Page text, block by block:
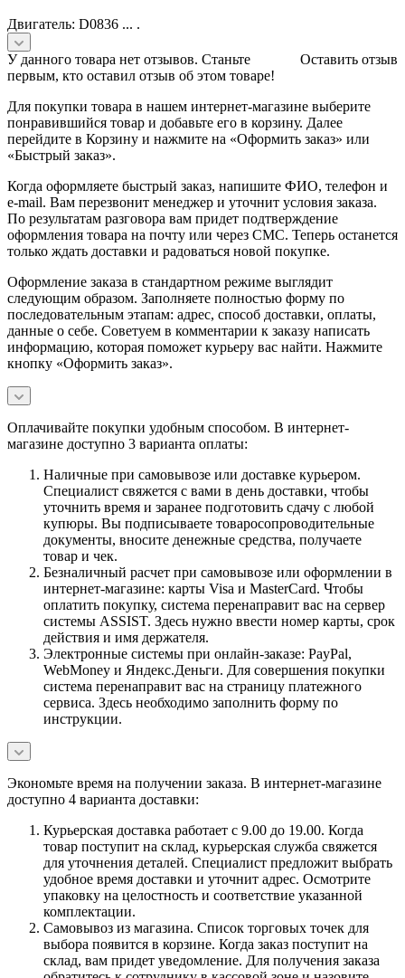
Двигатель: D0836 ... .
Оставить отзыв
У данного товара нет отзывов. Станьте
первым, кто оставил отзыв об этом товаре!
Для покупки товара в нашем интернет-магазине выберите
понравившийся товар и добавьте его в корзину. Далее
перейдите в Корзину и нажмите на «Оформить заказ» или
«Быстрый заказ».
Когда оформляете быстрый заказ, напишите ФИО, телефон и
e-mail. Вам перезвонит менеджер и уточнит условия заказа.
По результатам разговора вам придет подтверждение
оформления товара на почту или через СМС. Теперь останется
только ждать доставки и радоваться новой покупке.
Оформление заказа в стандартном режиме выглядит
следующим образом. Заполняете полностью форму по
последовательным этапам: адрес, способ доставки, оплаты,
данные о себе. Советуем в комментарии к заказу написать
информацию, которая поможет курьеру вас найти. Нажмите
кнопку «Оформить заказ».
Оплачивайте покупки удобным способом. В интернет-
магазине доступно 3 варианта оплаты:
Наличные при самовывозе или доставке курьером.
Специалист свяжется с вами в день доставки, чтобы
уточнить время и заранее подготовить сдачу с любой
купюры. Вы подписываете товаросопроводительные
документы, вносите денежные средства, получаете
товар и чек.
Безналичный расчет при самовывозе или оформлении в
интернет-магазине: карты Visa и MasterCard. Чтобы
оплатить покупку, система перенаправит вас на сервер
системы ASSIST. Здесь нужно ввести номер карты, срок
действия и имя держателя.
Электронные системы при онлайн-заказе: PayPal,
WebMoney и Яндекс.Деньги. Для совершения покупки
система перенаправит вас на страницу платежного
сервиса. Здесь необходимо заполнить форму по
инструкции.
Экономьте время на получении заказа. В интернет-магазине
доступно 4 варианта доставки:
Курьерская доставка работает с 9.00 до 19.00. Когда
товар поступит на склад, курьерская служба свяжется
для уточнения деталей. Специалист предложит выбрать
удобное время доставки и уточнит адрес. Осмотрите
упаковку на целостность и соответствие указанной
комплектации.
Самовывоз из магазина. Список торговых точек для
выбора появится в корзине. Когда заказ поступит на
склад, вам придет уведомление. Для получения заказа